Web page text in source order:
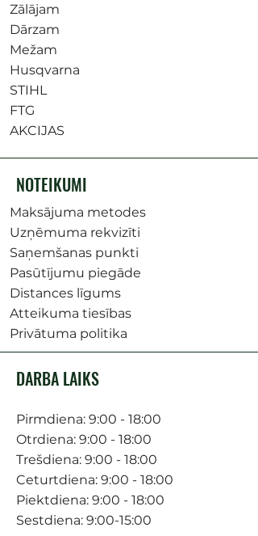
Zālājam
Dārzam
Mežam
Husqvarna
STIHL
FTG
AKCIJAS
NOTEIKUMI
Maksājuma metodes
Uzņēmuma rekvizīti
Saņemšanas punkti
Pasūtījumu piegāde
Distances līgums
Atteikuma tiesības
Privātuma politika
DARBA LAIKS
Pirmdiena: 9:00 - 18:00
Otrdiena: 9:00 - 18:00
Trešdiena: 9:00 - 18:00
Ceturtdiena: 9:00 - 18:00
Piektdiena: 9:00 - 18:00
Sestdiena: 9:00-15:00